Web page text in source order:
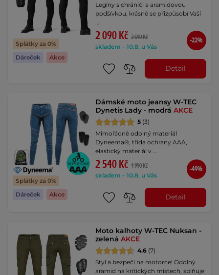
Splátky za 0%
Dáreček
Akce
Legíny s chrániči a aramidovou
podšívkou, krásně se přizpůsobí Vaší
2 090 Kč 2 690 Kč
skladem – 10.8. u Vás
-22%
Detail
Splátky za 0%
Dáreček
Akce
Dámské moto jeansy W-TEC
Dynetis Lady - modráAKCE
5 (3)
Mimořádně odolný materiál
Dyneema®, třída ochrany AAA,
elastický materiál v …
2 540 Kč 4 990 Kč
skladem – 10.8. u Vás
-49%
Detail
Moto kalhoty W-TEC Nuksan -
zelenáAKCE
4.6 (7)
Styl a bezpečí na motorce! Odolný
aramid na kritických místech, splňuje